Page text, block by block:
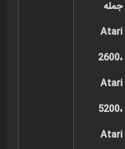
جمله
Atari
2600،
Atari
5200،
Atari